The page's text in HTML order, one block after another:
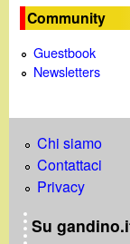
Community
Guestbook
Newsletters
Chi siamo
Contattaci
Privacy
Su